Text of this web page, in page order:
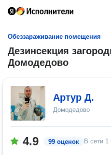
Обеззараживание помещения
Дезинсекция
Домодедово
Артур Д.
Домодедово
4.9 99 оценок В сети 1